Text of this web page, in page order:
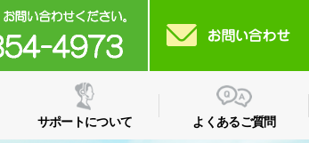
サポートについて よくあるご質問